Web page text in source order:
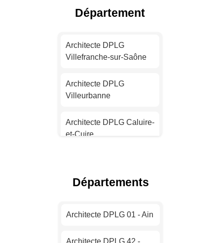
Architecte DPLG Nice
Architecte DPLG
Architecte DPLG
Architecte DPLG
Département
Architecte DPLG
Villefranche-sur-Saône
Architecte DPLG
Villeurbanne
Architecte DPLG Caluire-
et-Cuire
Vénissieux
Départements
Architecte DPLG 01 - Ain